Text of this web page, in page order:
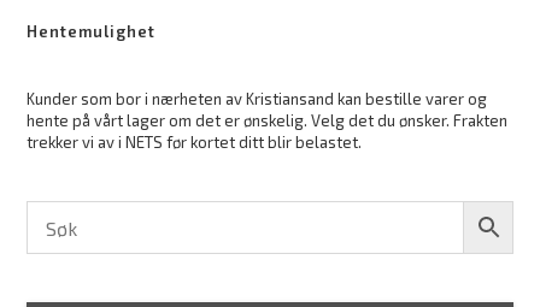
Hentemulighet
Kunder som bor i nærheten av Kristiansand kan bestille varer og
hente på vårt lager om det er ønskelig. Velg det du ønsker. Frakten
trekker vi av i NETS før kortet ditt blir belastet.